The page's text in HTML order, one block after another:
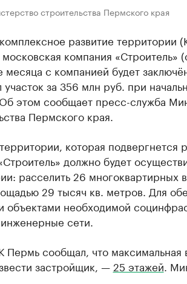
строительства Пермского края
развитие территории
компания «Строитель»
месяца с компанией будет
за 356 млн руб. при
этом сообщает пресс-служба
Пермского края.
которая подвергнется
должно будет
расселить 26 многоквартирных
29 тысяч кв. метров. Для
объектами необходимой
сети.
Пермь сообщал, что максимальная
застройщик, — 25 этажей .